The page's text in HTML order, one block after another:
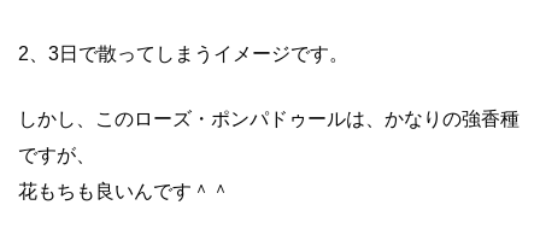
2、3日で散ってしまうイメージです。
しかし、このローズ・ポンパドゥールは、かなりの強香種
ですが、
花もちも良いんです＾＾